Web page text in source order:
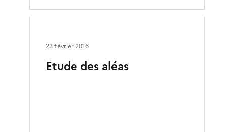
Etude des aléas
23 février 2016